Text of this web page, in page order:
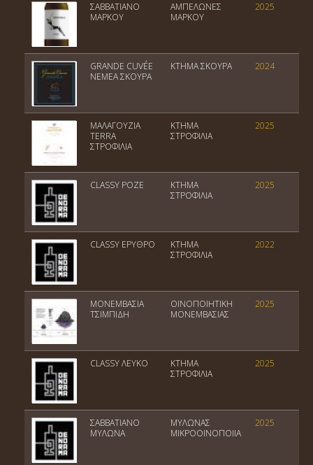
ΣΑΒΒΑΤΙΑΝΟ
ΜΑΡΚΟΥ
ΑΜΠΕΛΩΝΕΣ
ΜΑΡΚΟΥ
2025
GRANDE CUVÉE
NEMEA ΣΚΟΥΡΑ
ΚΤΗΜΑ ΣΚΟΥΡΑ 2024
ΜΑΛΑΓΟΥΖΙΑ
TERRA
ΣΤΡΟΦΙΛΙΑ
ΚΤΗΜΑ
ΣΤΡΟΦΙΛΙΑ
2025
CLASSY ΡΟΖΕ
ΚΤΗΜΑ
ΣΤΡΟΦΙΛΙΑ
2025
CLASSY ΕΡΥΘΡΟ
ΚΤΗΜΑ
ΣΤΡΟΦΙΛΙΑ
2022
ΜΟΝΕΜΒΑΣΙΑ
ΤΣΙΜΠΙΔΗ
ΟΙΝΟΠΟΙΗΤΙΚΗ
ΜΟΝΕΜΒΑΣΙΑΣ
2025
CLASSY ΛΕΥΚΟ
ΚΤΗΜΑ
ΣΤΡΟΦΙΛΙΑ
2025
ΣΑΒΒΑΤΙΑΝΟ
ΜΥΛΩΝΑ
ΜΥΛΩΝΑΣ
ΜΙΚΡΟΟΙΝΟΠΟΙΙΑ
2025